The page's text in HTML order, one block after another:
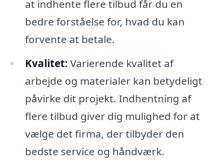
at indhente flere tilbud får du en
bedre forståelse for, hvad du kan
forvente at betale.
Kvalitet: Varierende kvalitet af
arbejde og materialer kan betydeligt
påvirke dit projekt. Indhentning af
flere tilbud giver dig mulighed for at
vælge det firma, der tilbyder den
bedste service og håndværk.